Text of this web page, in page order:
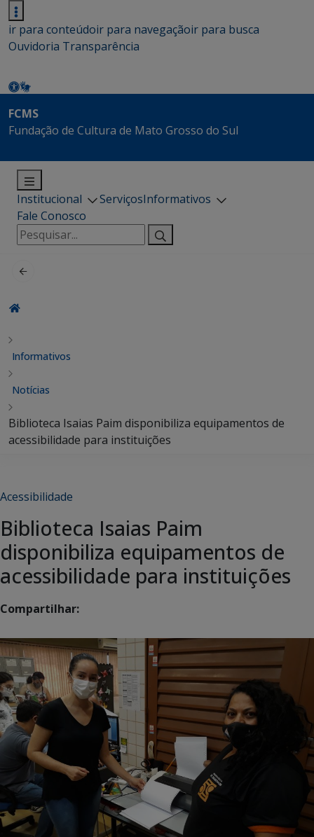
ir para conteúdoir para navegaçãoir para busca
Ouvidoria Transparência
FCMS
Fundação de Cultura de Mato Grosso do Sul
Institucional ServiçosInformativos
Fale Conosco
Pesquisar
por:
Informativos
Notícias
Biblioteca Isaias Paim disponibiliza equipamentos de
acessibilidade para instituições
Acessibilidade
Biblioteca Isaias Paim
disponibiliza equipamentos de
acessibilidade para instituições
Compartilhar: